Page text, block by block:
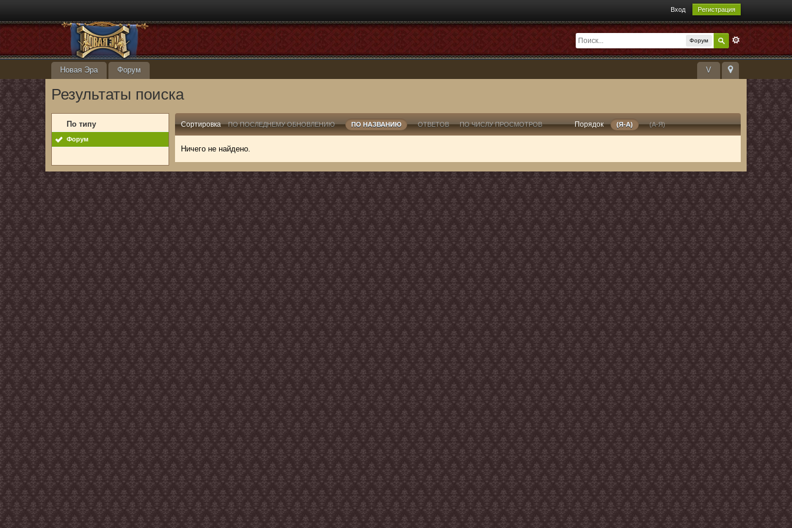
Вход Регистрация
Форум
V
Новая Эра Форум
Результаты поиска
По типу
Форум
Сортировка ПО ПОСЛЕДНЕМУ ОБНОВЛЕНИЮ ПО НАЗВАНИЮ ОТВЕТОВ ПО ЧИСЛУ ПРОСМОТРОВ Порядок (Я-А) (А-Я)
Ничего не найдено.